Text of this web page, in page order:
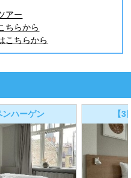
アー
ちらから
こちらから
ンハーゲン 【